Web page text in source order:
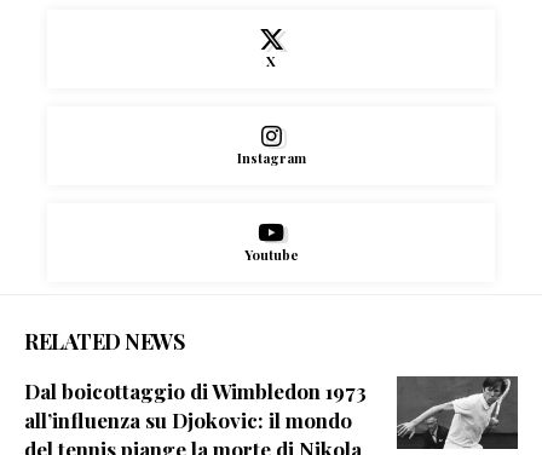
X
Instagram
Youtube
RELATED NEWS
Dal boicottaggio di Wimbledon 1973
all’influenza su Djokovic: il mondo
del tennis piange la morte di Nikola